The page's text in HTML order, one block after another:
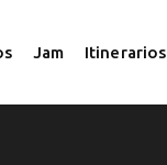
Jam Itinerarios